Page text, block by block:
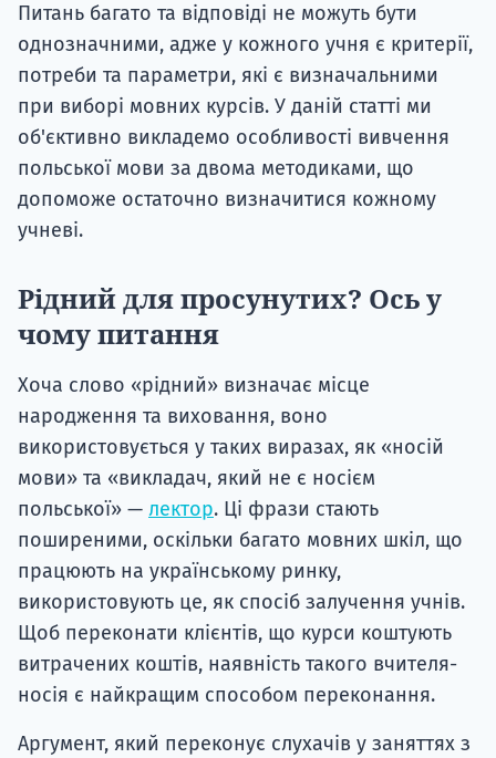
Питань багато та відповіді не можуть бути
однозначними, адже у кожного учня є критерії,
потреби та параметри, які є визначальними
при виборі мовних курсів. У даній статті ми
об'єктивно викладемо особливості вивчення
польської мови за двома методиками, що
допоможе остаточно визначитися кожному
учневі.
Рідний для просунутих? Ось у
чому питання
Хоча слово «рідний» визначає місце
народження та виховання, воно
використовується у таких виразах, як «носій
мови» та «викладач, який не є носієм
польської» — лектор. Ці фрази стають
поширеними, оскільки багато мовних шкіл, що
працюють на українському ринку,
використовують це, як спосіб залучення учнів.
Щоб переконати клієнтів, що курси коштують
витрачених коштів, наявність такого вчителя-
носія є найкращим способом переконання.
Аргумент, який переконує слухачів у заняттях з